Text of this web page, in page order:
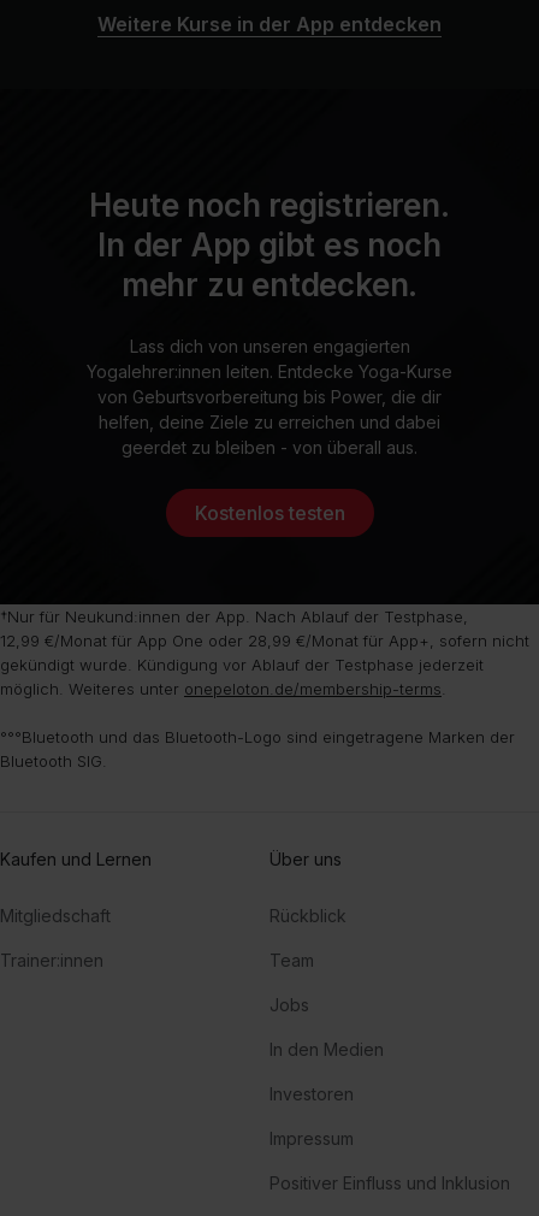
Weitere Kurse in der App entdecken
Heute noch registrieren.
In der App gibt es noch
mehr zu entdecken.
Lass dich von unseren engagierten
Yogalehrer:innen leiten. Entdecke Yoga-Kurse
von Geburtsvorbereitung bis Power, die dir
helfen, deine Ziele zu erreichen und dabei
geerdet zu bleiben - von überall aus.
Kostenlos testen
†Nur für Neukund:innen der App. Nach Ablauf der Testphase,
12,99 €/Monat für App One oder 28,99 €/Monat für App+, sofern nicht
gekündigt wurde. Kündigung vor Ablauf der Testphase jederzeit
möglich. Weiteres unter onepeloton.de/membership-terms
°°°Bluetooth und das Bluetooth-Logo sind eingetragene Marken der
Bluetooth SIG.
Kaufen und Lernen
Mitgliedschaft
Trainer:innen
Über uns
Rückblick
Team
Jobs
In den Medien
Investoren
Impressum
Positiver Einfluss und Inklusion